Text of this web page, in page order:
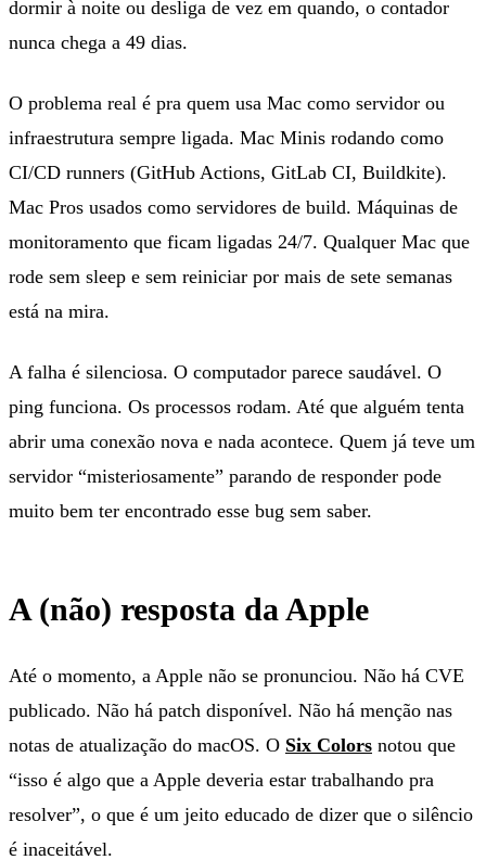
dormir à noite ou desliga de vez em quando, o contador
nunca chega a 49 dias.
O problema real é pra quem usa Mac como servidor ou
infraestrutura sempre ligada. Mac Minis rodando como
CI/CD runners (GitHub Actions, GitLab CI, Buildkite).
Mac Pros usados como servidores de build. Máquinas de
monitoramento que ficam ligadas 24/7. Qualquer Mac que
rode sem sleep e sem reiniciar por mais de sete semanas
está na mira.
A falha é silenciosa. O computador parece saudável. O
ping funciona. Os processos rodam. Até que alguém tenta
abrir uma conexão nova e nada acontece. Quem já teve um
servidor “misteriosamente” parando de responder pode
muito bem ter encontrado esse bug sem saber.
A (não) resposta da Apple
Até o momento, a Apple não se pronunciou. Não há CVE
publicado. Não há patch disponível. Não há menção nas
notas de atualização do macOS. O Six Colors notou que
“isso é algo que a Apple deveria estar trabalhando pra
resolver”, o que é um jeito educado de dizer que o silêncio
é inaceitável.